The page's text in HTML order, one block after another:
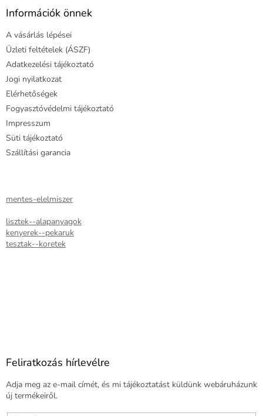
Információk önnek
A vásárlás lépései
Üzleti feltételek (ÁSZF)
Adatkezelési tájékoztató
Jogi nyilatkozat
Elérhetőségek
Fogyasztóvédelmi tájékoztató
Impresszum
Süti tájékoztató
Szállítási garancia
mentes-elelmiszer
lisztek--alapanyagok
kenyerek--pekaruk
tesztak--koretek
Feliratkozás hírlevélre
Adja meg az e-mail címét, és mi tájékoztatást küldünk webáruházunk
új termékeiről.